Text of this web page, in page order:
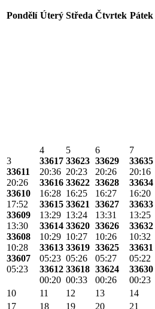
Pondělí Úterý Středa Čtvrtek Pátek
3
33611
20:26
33610
17:52
33609
13:30
33608
10:28
33607
05:23
4
33617
20:36
33616
16:28
33615
13:29
33614
10:29
33613
05:23
33612
00:20
5
33623
20:23
33622
16:25
33621
13:24
33620
10:27
33619
05:26
33618
00:33
6
33629
20:26
33628
16:27
33627
13:31
33626
10:26
33625
05:27
33624
00:26
7
33635
20:16
33634
16:20
33633
13:25
33632
10:32
33631
05:22
33630
00:23
10 11 12 13 14
17
18 19 20 21